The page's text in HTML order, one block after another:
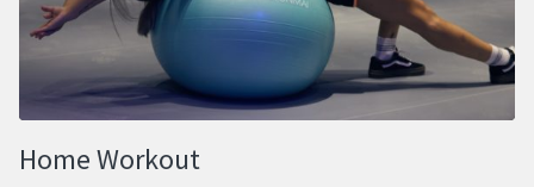
Home Workout